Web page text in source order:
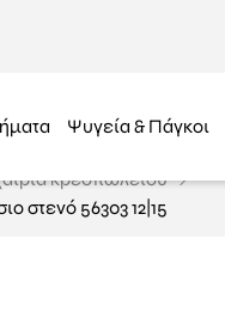
Ψυγεία & Πάγκοι
κρεοπωλείου
στενό 56303 12|15